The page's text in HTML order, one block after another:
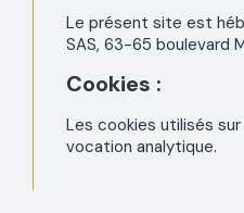
Le présent site est
SAS, 63-65 boulevard
Cookies :
Les cookies utilisés
vocation analytique.